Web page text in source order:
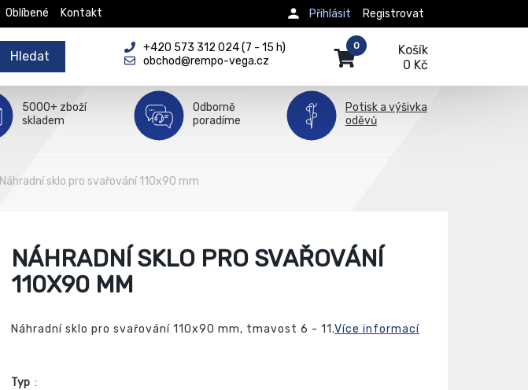
Oblíbené Kontakt Registrovat
Přihlásit
Hledat
+420 573 312 024 (7 - 15 h)
obchod@rempo-vega.cz
Košík
0 Kč
0
5000+ zboží
skladem
Odborně
poradíme
Potisk a výšivka
oděvů
Náhradní sklo pro svařování 110x90 mm
NÁHRADNÍ SKLO PRO SVAŘOVÁNÍ
110X90 MM
Náhradní sklo pro svařování 110x90 mm, tmavost 6 - 11.Více informací
Typ :